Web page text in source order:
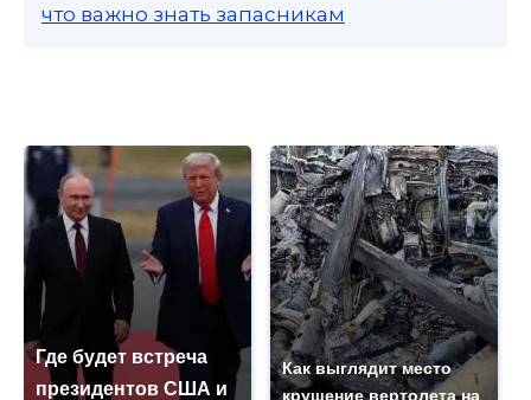
что важно знать запасникам
Где будет встреча
президентов США и
Как выглядит место
крушение вертолета на